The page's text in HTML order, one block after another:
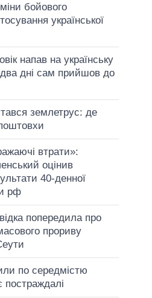
бойового
української
напав на українську
дні сам прийшов до
землетрус: де
втрати»:
оцінив
40-денної
рф
попередила про
прориву
по середмістю
постраждалі